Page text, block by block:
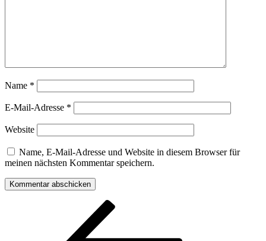
Name *
E-Mail-Adresse *
Website
Name, E-Mail-Adresse und Website in diesem Browser für
meinen nächsten Kommentar speichern.
Beitragsnavigation